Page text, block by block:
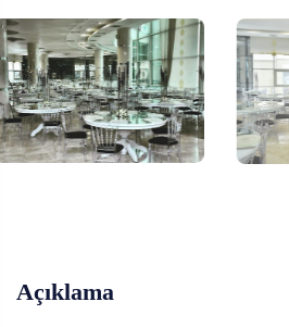
Açıklama